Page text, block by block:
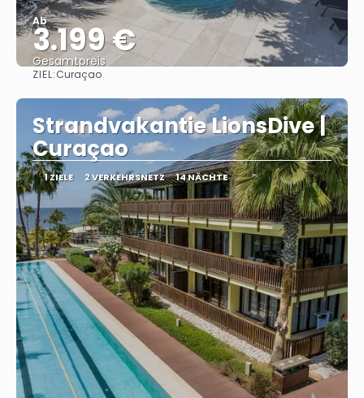
Ab
3.199 €
Gesamtpreis
ZIEL:Curaçao
Strandvakantie LionsDive |
Curaçao
1 ZIELE 2 VERKEHRSNETZ 14 NÄCHTE